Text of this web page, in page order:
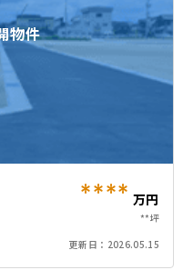
物件
**** 万円
**坪
更新日： 2026.05.15